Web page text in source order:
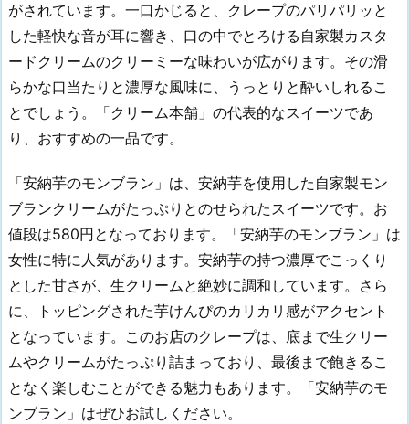
がされています。一口かじると、クレープのパリパリッと
した軽快な音が耳に響き、口の中でとろける自家製カスタ
ードクリームのクリーミーな味わいが広がります。その滑
らかな口当たりと濃厚な風味に、うっとりと酔いしれるこ
とでしょう。「クリーム本舗」の代表的なスイーツであ
り、おすすめの一品です。
「安納芋のモンブラン」は、安納芋を使用した自家製モン
ブランクリームがたっぷりとのせられたスイーツです。お
値段は580円となっております。「安納芋のモンブラン」は
女性に特に人気があります。安納芋の持つ濃厚でこっくり
とした甘さが、生クリームと絶妙に調和しています。さら
に、トッピングされた芋けんぴのカリカリ感がアクセント
となっています。このお店のクレープは、底まで生クリー
ムやクリームがたっぷり詰まっており、最後まで飽きるこ
となく楽しむことができる魅力もあります。「安納芋のモ
ンブラン」はぜひお試しください。